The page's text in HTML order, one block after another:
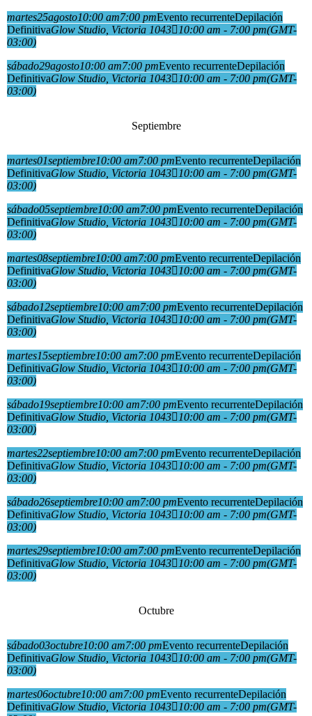
martes25agosto10:00 am7:00 pmEvento recurrenteDepilación
DefinitivaGlow Studio , Victoria 1043 10:00 am - 7:00 pm(GMT-
03:00)
sábado29agosto10:00 am7:00 pmEvento recurrenteDepilación
DefinitivaGlow Studio , Victoria 1043 10:00 am - 7:00 pm(GMT-
03:00)
Septiembre
martes01septiembre10:00 am7:00 pmEvento recurrenteDepilación
DefinitivaGlow Studio , Victoria 1043 10:00 am - 7:00 pm(GMT-
03:00)
sábado05septiembre10:00 am7:00 pmEvento recurrenteDepilación
DefinitivaGlow Studio , Victoria 1043 10:00 am - 7:00 pm(GMT-
03:00)
martes08septiembre10:00 am7:00 pmEvento recurrenteDepilación
DefinitivaGlow Studio , Victoria 1043 10:00 am - 7:00 pm(GMT-
03:00)
sábado12septiembre10:00 am7:00 pmEvento recurrenteDepilación
DefinitivaGlow Studio , Victoria 1043 10:00 am - 7:00 pm(GMT-
03:00)
martes15septiembre10:00 am7:00 pmEvento recurrenteDepilación
DefinitivaGlow Studio , Victoria 1043 10:00 am - 7:00 pm(GMT-
03:00)
sábado19septiembre10:00 am7:00 pmEvento recurrenteDepilación
DefinitivaGlow Studio , Victoria 1043 10:00 am - 7:00 pm(GMT-
03:00)
martes22septiembre10:00 am7:00 pmEvento recurrenteDepilación
DefinitivaGlow Studio , Victoria 1043 10:00 am - 7:00 pm(GMT-
03:00)
sábado26septiembre10:00 am7:00 pmEvento recurrenteDepilación
DefinitivaGlow Studio , Victoria 1043 10:00 am - 7:00 pm(GMT-
03:00)
martes29septiembre10:00 am7:00 pmEvento recurrenteDepilación
DefinitivaGlow Studio , Victoria 1043 10:00 am - 7:00 pm(GMT-
03:00)
Octubre
sábado03octubre10:00 am7:00 pmEvento recurrenteDepilación
DefinitivaGlow Studio , Victoria 1043 10:00 am - 7:00 pm(GMT-
03:00)
martes06octubre10:00 am7:00 pmEvento recurrenteDepilación
DefinitivaGlow Studio , Victoria 1043 10:00 am - 7:00 pm(GMT-